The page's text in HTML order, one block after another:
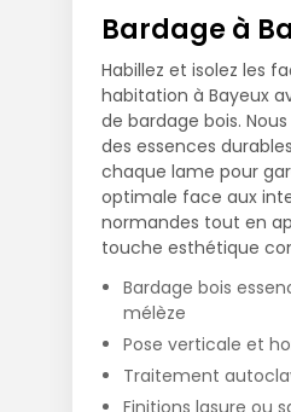
Bardage à
Habillez et isolez les
habitation à Bayeux
de bardage bois.
des essences
chaque lame pour
optimale face aux
normandes tout en
touche esthétique
Bardage bois
mélèze
Pose verticale et
Traitement